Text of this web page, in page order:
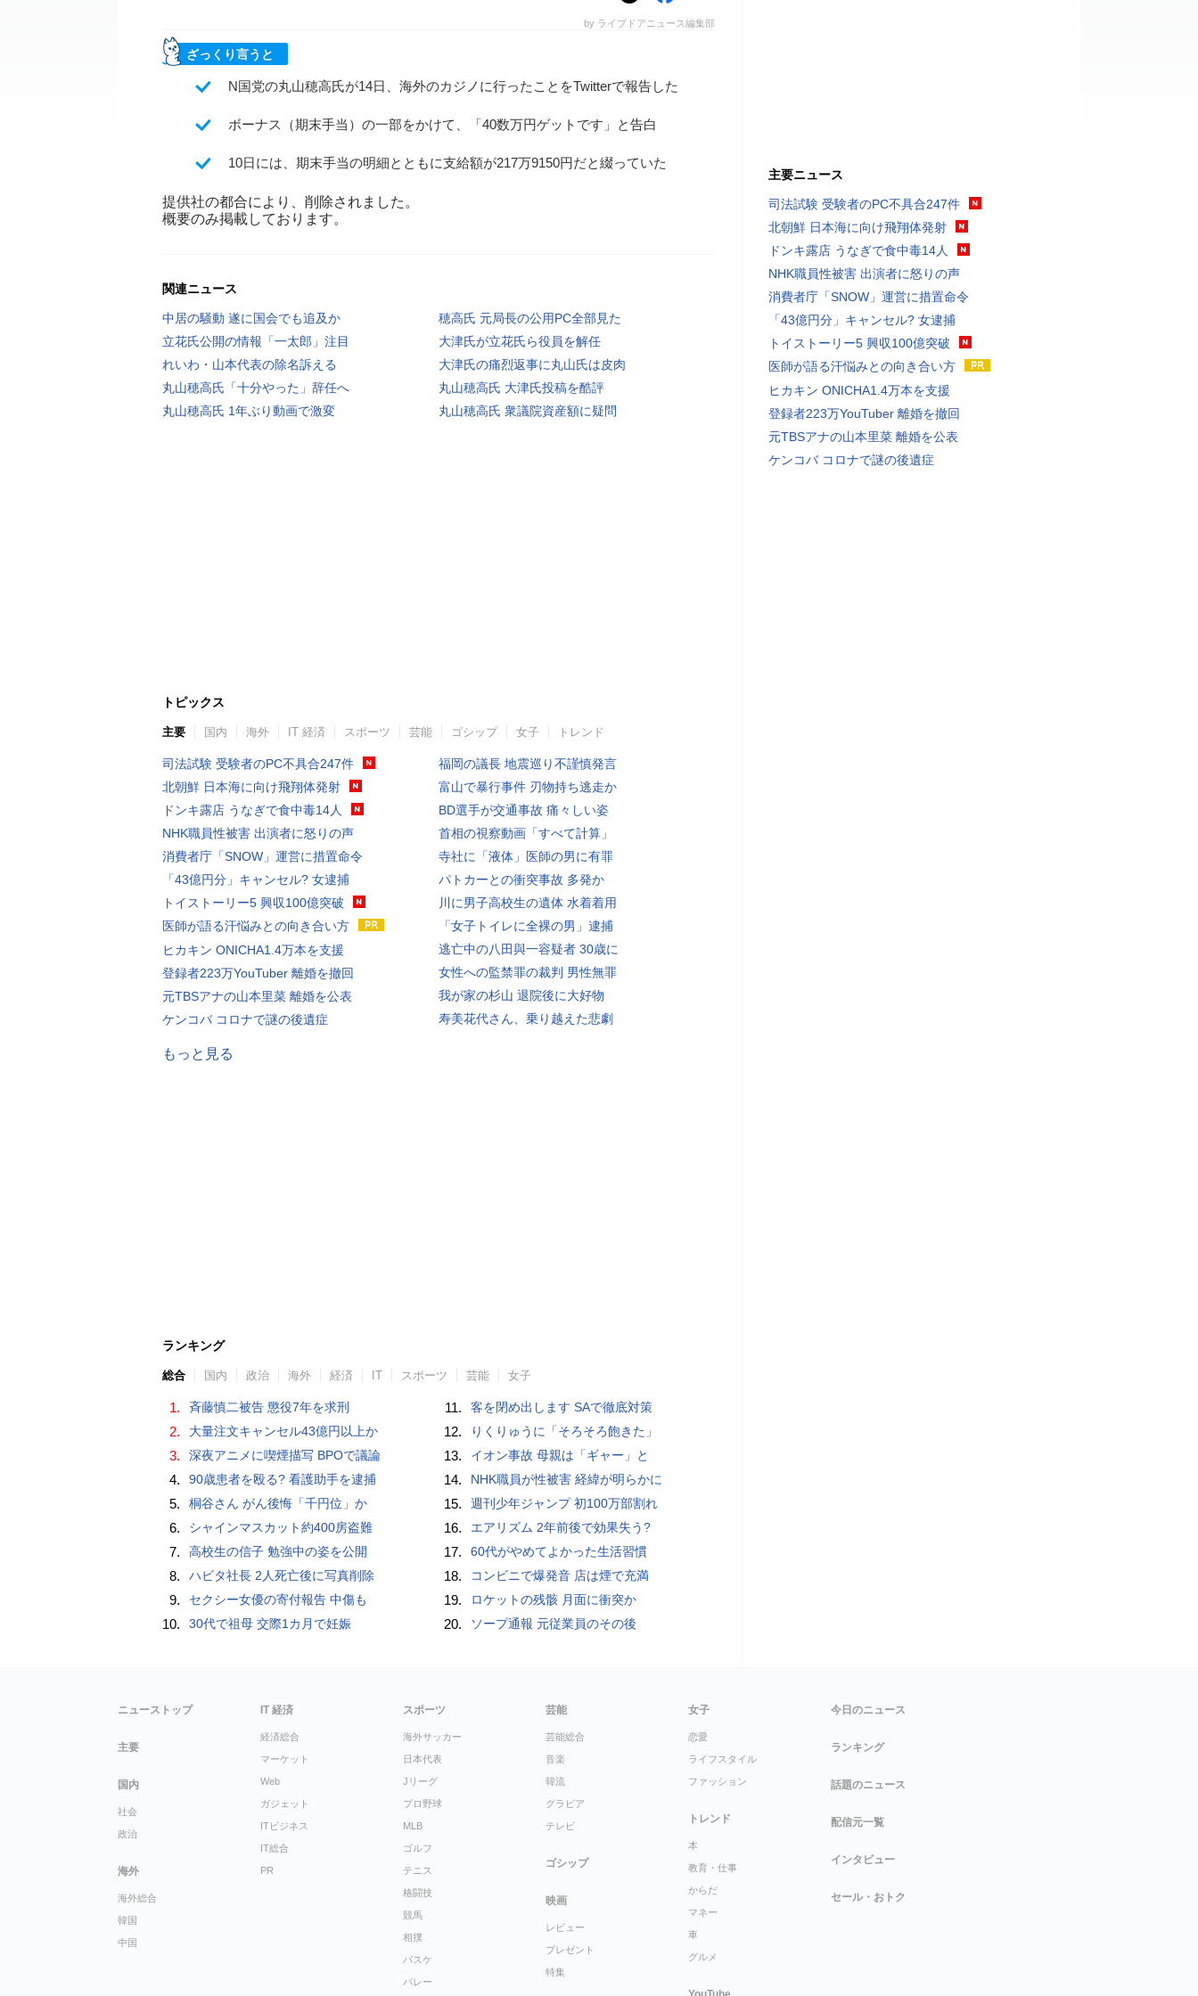
by ライブドアニュース編集部
ざっくり言うと
N国党の丸山穂高氏が14日、海外のカジノに行ったことをTwitterで報告した
ボーナス（期末手当）の一部をかけて、「40数万円ゲットです」と告白
10日には、期末手当の明細とともに支給額が217万9150円だと綴っていた
提供社の都合により、削除されました。
概要のみ掲載しております。
関連ニュース
中居の騒動 遂に国会でも追及か
穂高氏 元局長の公用PC全部見た
立花氏公開の情報「一太郎」注目
大津氏が立花氏ら役員を解任
れいわ・山本代表の除名訴える
大津氏の痛烈返事に丸山氏は皮肉
丸山穂高氏「十分やった」辞任へ
丸山穂高氏 大津氏投稿を酷評
丸山穂高氏 1年ぶり動画で激変
丸山穂高氏 衆議院資産額に疑問
トピックス
主要 国内 海外 IT 経済 スポーツ 芸能 ゴシップ 女子 トレンド
司法試験 受験者のPC不具合247件
北朝鮮 日本海に向け飛翔体発射
ドンキ露店 うなぎで食中毒14人
NHK職員性被害 出演者に怒りの声
消費者庁「SNOW」運営に措置命令
「43億円分」キャンセル? 女逮捕
トイストーリー5 興収100億突破
医師が語る汗悩みとの向き合い方
ヒカキン ONICHA1.4万本を支援
登録者223万YouTuber 離婚を撤回
元TBSアナの山本里菜 離婚を公表
ケンコバ コロナで謎の後遺症
福岡の議長 地震巡り不謹慎発言
富山で暴行事件 刃物持ち逃走か
BD選手が交通事故 痛々しい姿
首相の視察動画「すべて計算」
寺社に「液体」医師の男に有罪
パトカーとの衝突事故 多発か
川に男子高校生の遺体 水着着用
「女子トイレに全裸の男」逮捕
逃亡中の八田與一容疑者 30歳に
女性への監禁罪の裁判 男性無罪
我が家の杉山 退院後に大好物
寿美花代さん、乗り越えた悲劇
もっと見る
ランキング
総合 国内 政治 海外 経済 IT スポーツ 芸能 女子
1. 斉藤慎二被告 懲役7年を求刑
2. 大量注文キャンセル43億円以上か
3. 深夜アニメに喫煙描写 BPOで議論
4. 90歳患者を殴る? 看護助手を逮捕
5. 桐谷さん がん後悔「千円位」か
6. シャインマスカット約400房盗難
7. 高校生の信子 勉強中の姿を公開
8. ハビタ社長 2人死亡後に写真削除
9. セクシー女優の寄付報告 中傷も
10. 30代で祖母 交際1カ月で妊娠
11. 客を閉め出します SAで徹底対策
12. りくりゅうに「そろそろ飽きた」
13. イオン事故 母親は「ギャー」と
14. NHK職員が性被害 経緯が明らかに
15. 週刊少年ジャンプ 初100万部割れ
16. エアリズム 2年前後で効果失う?
17. 60代がやめてよかった生活習慣
18. コンビニで爆発音 店は煙で充満
19. ロケットの残骸 月面に衝突か
20. ソープ通報 元従業員のその後
主要ニュース
司法試験 受験者のPC不具合247件
北朝鮮 日本海に向け飛翔体発射
ドンキ露店 うなぎで食中毒14人
NHK職員性被害 出演者に怒りの声
消費者庁「SNOW」運営に措置命令
「43億円分」キャンセル? 女逮捕
トイストーリー5 興収100億突破
医師が語る汗悩みとの向き合い方
ヒカキン ONICHA1.4万本を支援
登録者223万YouTuber 離婚を撤回
元TBSアナの山本里菜 離婚を公表
ケンコバ コロナで謎の後遺症
ニューストップ
主要
国内
社会
政治
海外
海外総合
韓国
中国
IT 経済
経済総合
マーケット
Web
ガジェット
ITビジネス
IT総合
PR
スポーツ
海外サッカー
日本代表
Jリーグ
プロ野球
MLB
ゴルフ
テニス
格闘技
競馬
相撲
バスケ
バレー
芸能
芸能総合
音楽
韓流
グラビア
テレビ
ゴシップ
映画
レビュー
プレゼント
特集
女子
恋愛
ライフスタイル
ファッション
トレンド
本
教育・仕事
からだ
マネー
車
グルメ
今日のニュース
ランキング
話題のニュース
配信元一覧
インタビュー
セール・おトク